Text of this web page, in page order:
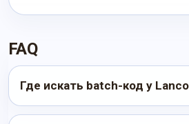
FAQ
Где искать batch-код у